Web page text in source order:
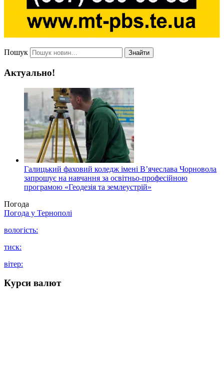
Пошук Знайти
Актуально!
Галицький фаховий коледж імені В’ячеслава Чорновола
запрошує на навчання за освітньо-професійною
програмою «Геодезія та землеустрій»
Погода
Погода у Тернополі
вологість:
тиск:
вітер:
Курси валют